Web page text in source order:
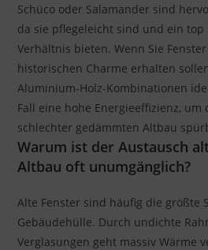
Schüco oder Salamander sind
da sie pflegeleicht sind und ein top
Verhältnis bieten. Wenn Sie
historischen Charme erhalten
Aluminium-Holz-Kombinationen
Fall eine hohe Energieeffizienz, um
schlechter gedämmten Altbau
Warum ist der Austausch
Altbau oft unumgänglich?
Alte Fenster sind häufig die größte
Gebäudehülle. Durch undichte
Verglasungen geht massiv Wärme